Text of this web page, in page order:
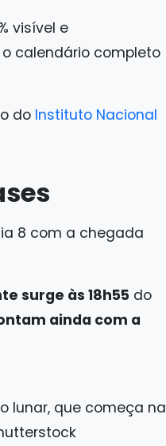
visível e
calendário completo
do Instituto Nacional
8 com a chegada
surge às 18h55 do
ainda com a
lunar, que começa na